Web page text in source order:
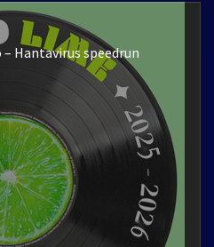
Hantavirus speedrun